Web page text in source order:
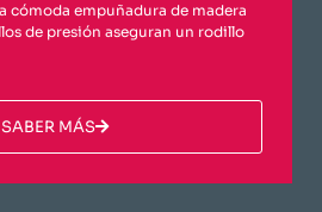
cómoda empuñadura de madera
de presión aseguran un rodillo
​SABER MÁS​